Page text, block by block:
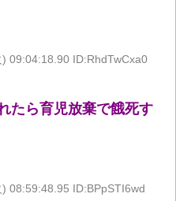
09:04:18.90 ID:RhdTwCxa0
たら育児放棄で餓死す
08:59:48.95 ID:BPpSTI6wd